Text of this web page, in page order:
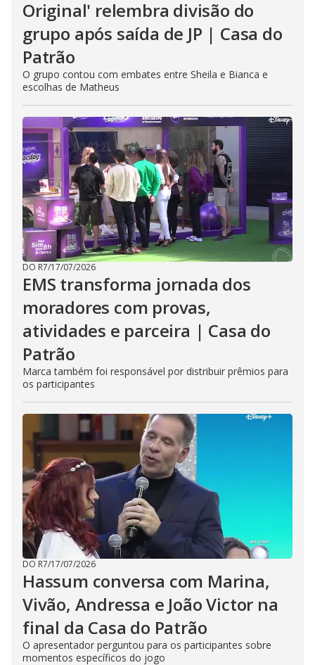
Original' relembra divisão do
grupo após saída de JP | Casa do
Patrão
O grupo contou com embates entre Sheila e Bianca e
escolhas de Matheus
DO R7/17/07/2026
EMS transforma jornada dos
moradores com provas,
atividades e parceira | Casa do
Patrão
Marca também foi responsável por distribuir prêmios para
os participantes
DO R7/17/07/2026
Hassum conversa com Marina,
Vivão, Andressa e João Victor na
final da Casa do Patrão
O apresentador perguntou para os participantes sobre
momentos específicos do jogo